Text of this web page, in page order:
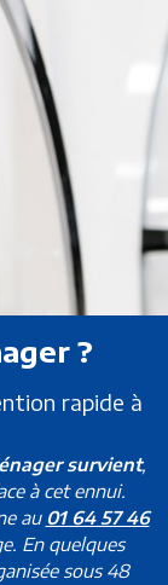
?
rapide à
survient,
à cet ennui.
au 01 64 57 46
En quelques
sous 48